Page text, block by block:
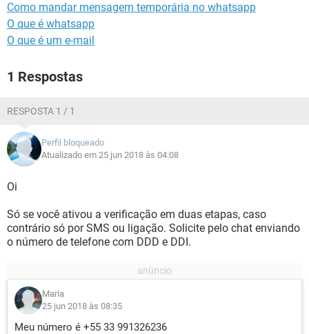
Como mandar mensagem temporária no whatsapp
O que é whatsapp
O que é um e-mail
1 Respostas
RESPOSTA 1 / 1
Perfil bloqueado
Atualizado em 25 jun 2018 às 04:08
Oi
Só se você ativou a verificação em duas etapas, caso
contrário só por SMS ou ligação. Solicite pelo chat enviando
o número de telefone com DDD e DDI.
Maria
25 jun 2018 às 08:35
Meu número é +55 33 991326236